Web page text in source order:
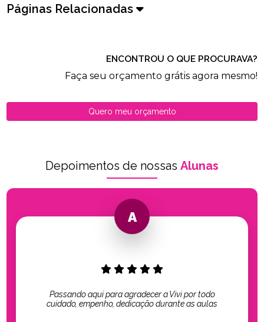
Páginas Relacionadas
ENCONTROU O QUE PROCURAVA?
Faça seu orçamento grátis agora mesmo!
Quero meu orçamento
Depoimentos de nossas Alunas
Passando aqui para agradecer a Vivi por todo
cuidado, empenho, dedicação durante as aulas